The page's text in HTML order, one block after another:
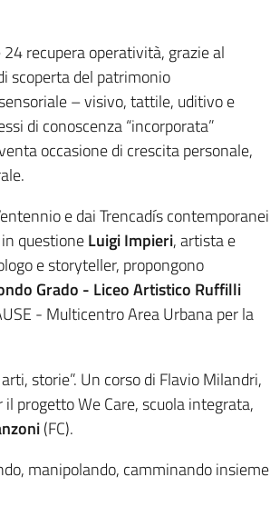
recupera operatività, grazie al
scoperta del patrimonio
– visivo, tattile, uditivo e
di conoscenza “incorporata”
occasione di crescita personale,
e dai Trencadís contemporanei
questioneLuigi Impieri, artista e
e storyteller, propongono
Grado - Liceo Artistico Ruffilli
- Multicentro Area Urbana per la
storie”. Un corso di Flavio Milandri,
progetto We Care, scuola integrata,
(FC).
manipolando, camminando insieme